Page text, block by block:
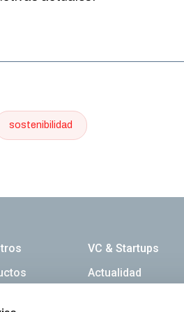
sostenibilidad
principal VC & Startups
Actualidad